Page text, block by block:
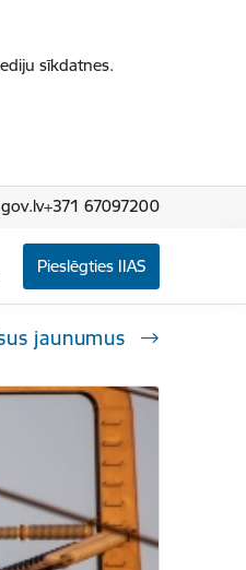
sīkdatnes.
+371 67097200
Pieslēgties IIAS
jaunumus